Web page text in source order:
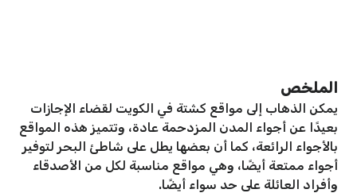
الملخص
يمكن الذهاب إلى مواقع كشتة في الكويت لقضاء الإجازات
بعيدًا عن أجواء المدن المزدحمة عادة، وتتميز هذه المواقع
بالأجواء الرائعة، كما أن بعضها يطل على شاطئ البحر لتوفير
أجواء ممتعة أيضًا، وهي مواقع مناسبة لكل من الأصدقاء
وأفراد العائلة على حد سواء أيضًا.